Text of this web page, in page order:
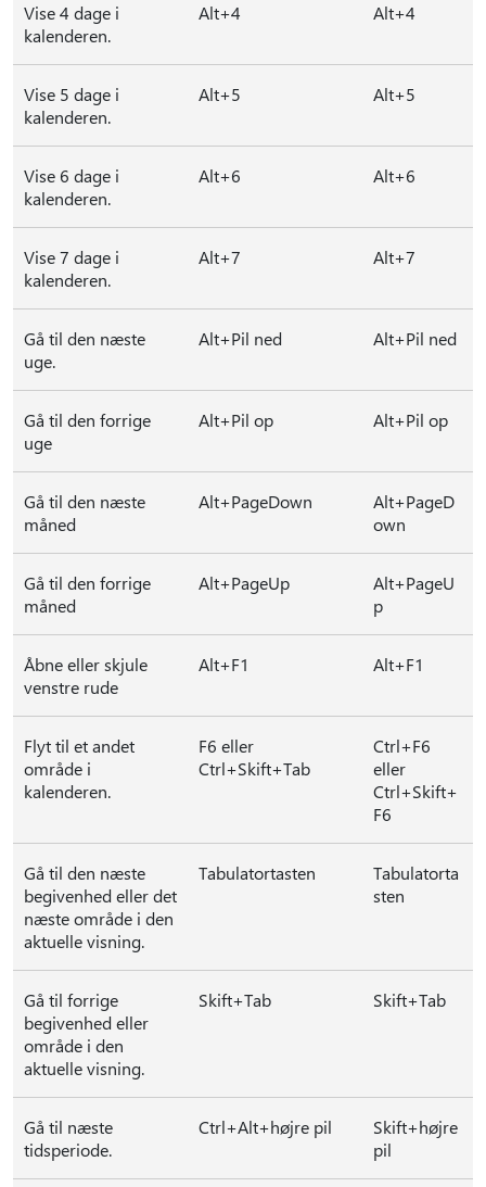
Vise 4 dage i
kalenderen.
Alt+4 Alt+4
Vise 5 dage i
kalenderen.
Alt+5 Alt+5
Vise 6 dage i
kalenderen.
Alt+6 Alt+6
Vise 7 dage i
kalenderen.
Alt+7 Alt+7
Gå til den næste
uge.
Alt+Pil ned Alt+Pil ned
Gå til den forrige
uge
Alt+Pil op Alt+Pil op
Gå til den næste
måned
Alt+PageDown
Alt+PageD
own
Gå til den forrige
måned
Alt+PageUp
Alt+PageU
p
Åbne eller skjule
venstre rude
Alt+F1 Alt+F1
Flyt til et andet
område i
kalenderen.
F6 eller
Ctrl+Skift+Tab
Ctrl+F6
eller
Ctrl+Skift+
F6
Gå til den næste
begivenhed eller det
næste område i den
aktuelle visning.
Tabulatortasten
Tabulatorta
sten
Gå til forrige
begivenhed eller
område i den
aktuelle visning.
Skift+Tab Skift+Tab
Gå til næste
tidsperiode.
Ctrl+Alt+højre pil
Skift+højre
pil